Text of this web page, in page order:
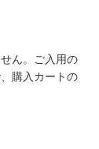
ん。ご入用の
購入カートの